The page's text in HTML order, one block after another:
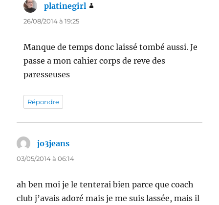
platinegirl
26/08/2014 à 19:25
Manque de temps donc laissé tombé aussi. Je
passe a mon cahier corps de reve des
paresseuses
Répondre
jo3jeans
03/05/2014 à 06:14
ah ben moi je le tenterai bien parce que coach
club j’avais adoré mais je me suis lassée, mais il